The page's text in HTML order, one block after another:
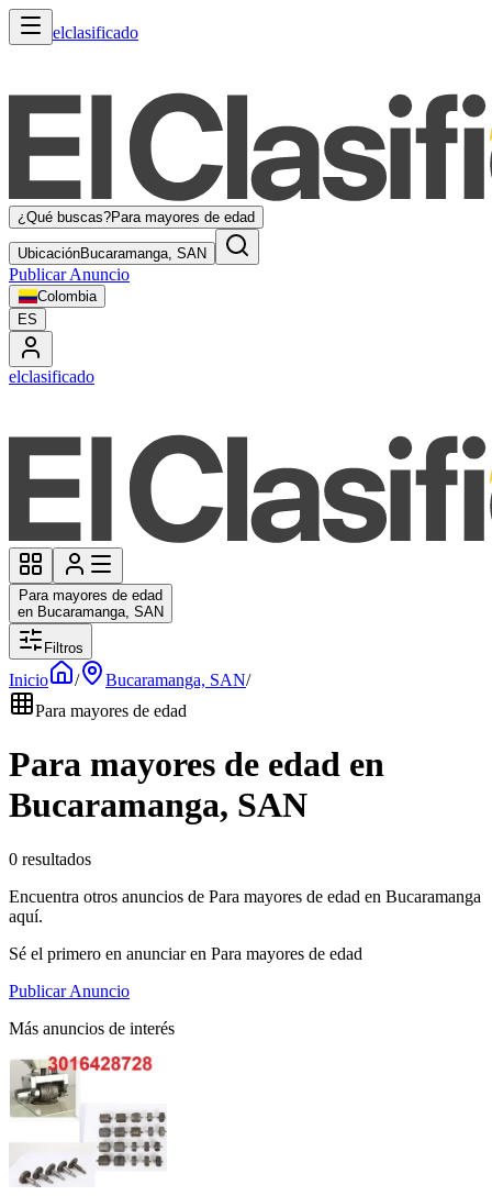
elclasificado
¿Qué buscas?Para mayores de edad
UbicaciónBucaramanga, SAN
Publicar Anuncio
Colombia
ES
elclasificado
Para mayores de edad
en Bucaramanga, SAN
Filtros
Inicio / Bucaramanga, SAN/
Para mayores de edad
Para mayores de edad en
Bucaramanga, SAN
0 resultados
Encuentra otros anuncios de Para mayores de edad en Bucaramanga
aquí.
Sé el primero en anunciar en Para mayores de edad
Publicar Anuncio
Más anuncios de interés